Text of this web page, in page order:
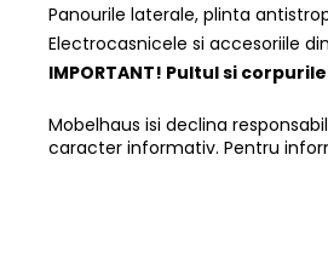
Panourile laterale, plinta
Electrocasnicele si accesoriile
IMPORTANT! Pultul si
Mobelhaus isi declina
caracter informativ. Pentru